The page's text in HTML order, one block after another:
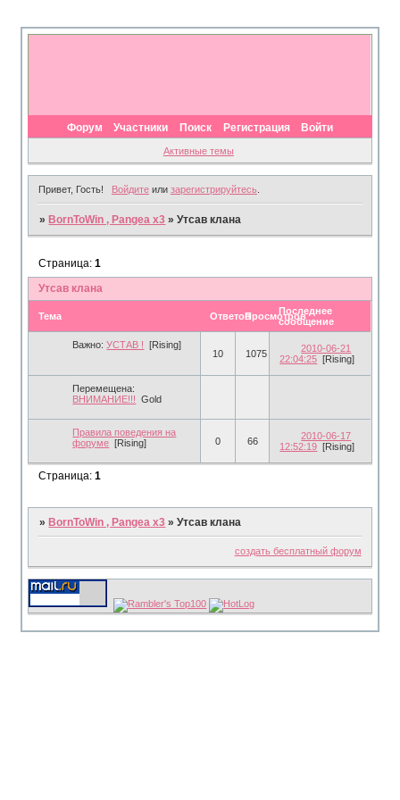
Форум Участники Поиск Регистрация Войти
Активные темы
Привет, Гость! Войдитеили зарегистрируйтесь.
» BornToWin , Pangea x3 »Утсав клана
Утсав клана
Страница:1
Тема ОтветовПросмотровПоследнее
сообщение
Важно: УСТАВ !
[Rising]
10
1075
2010-06-21
22:04:25 [Rising]
Перемещена:
ВНИМАНИЕ!!!
Gold
Правила поведения на
форуме [Rising] 0 66
2010-06-17
12:52:19 [Rising]
Страница:1
» BornToWin , Pangea x3 »Утсав клана
создать бесплатный форум